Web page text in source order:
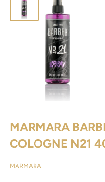
MARMARA
COLOGNE N21
MARMARA